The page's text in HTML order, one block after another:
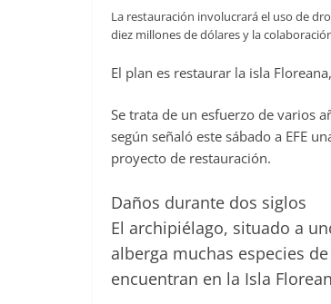
La restauración involucrará el uso de
diez millones de dólares y la
El plan es restaurar la isla
Se trata de un esfuerzo de varios
según señaló este sábado a EFE
proyecto de restauración.
Daños durante dos siglos
El archipiélago, situado a
alberga muchas especies
encuentran en la Isla